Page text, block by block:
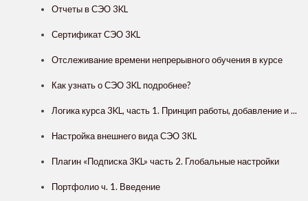
Отчеты в СЭО 3KL
Сертификат СЭО 3KL
Отслеживание времени непрерывного обучения в курсе
Как узнать о СЭО 3KL подробнее?
Логика курса 3KL, часть 1. Принцип работы, добавление и ...
Настройка внешнего вида СЭО 3КL
Плагин «Подписка 3KL» часть 2. Глобальные настройки
Портфолио ч. 1. Введение